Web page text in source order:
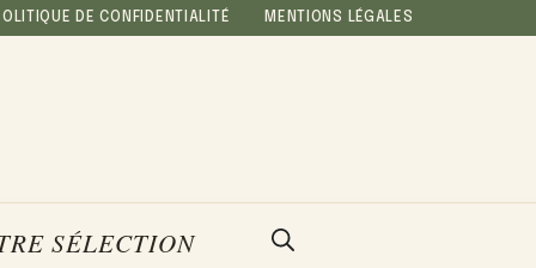
DE CONFIDENTIALITÉ MENTIONS LÉGALES
SÉLECTION